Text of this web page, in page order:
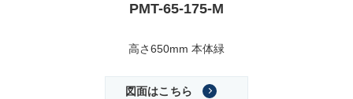
PMT-65-175-M
高さ650mm 本体緑
図面はこちら